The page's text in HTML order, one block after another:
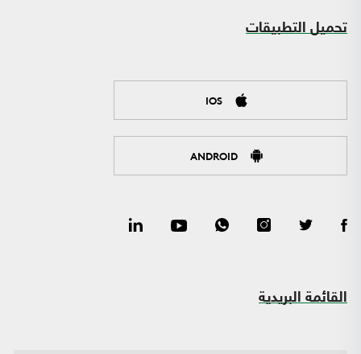
تحميل التطبيقات
IOS
ANDROID
القائمة البريدية